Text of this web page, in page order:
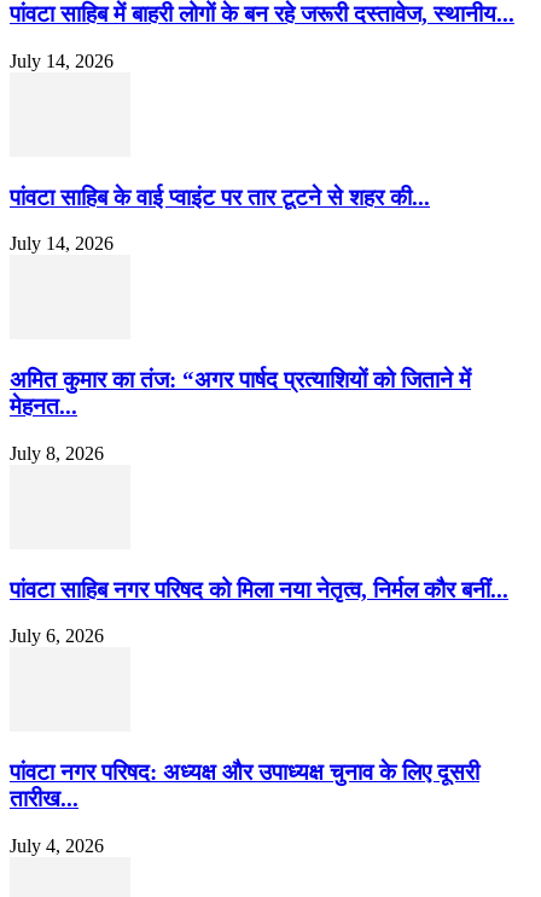
पांवटा साहिब में बाहरी लोगों के बन रहे जरूरी दस्तावेज, स्थानीय...
July 14, 2026
पांवटा साहिब के वाई प्वाइंट पर तार टूटने से शहर की...
July 14, 2026
अमित कुमार का तंज: “अगर पार्षद प्रत्याशियों को जिताने में
मेहनत...
July 8, 2026
पांवटा साहिब नगर परिषद को मिला नया नेतृत्व, निर्मल कौर बनीं...
July 6, 2026
पांवटा नगर परिषद: अध्यक्ष और उपाध्यक्ष चुनाव के लिए दूसरी
तारीख...
July 4, 2026